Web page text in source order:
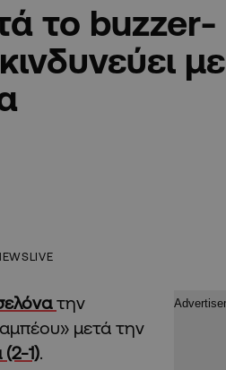
το buzzer-
με
την
μετά την
1)